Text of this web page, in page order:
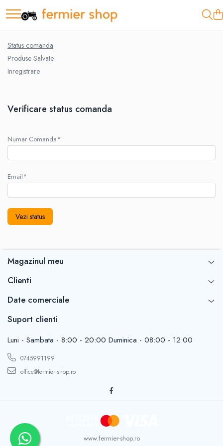
Motopompe
Motopompe Antor
Status comanda
Produse Salvate
Inregistrare
Verificare status comanda
Numar Comanda*
Email*
Vezi status
Magazinul meu
Clienti
Date comerciale
Suport clienti
Luni - Sambata - 8:00 - 20:00 Duminica - 08:00 - 12:00
0745991199
office@fermier-shop.ro
www.fermier-shop.ro